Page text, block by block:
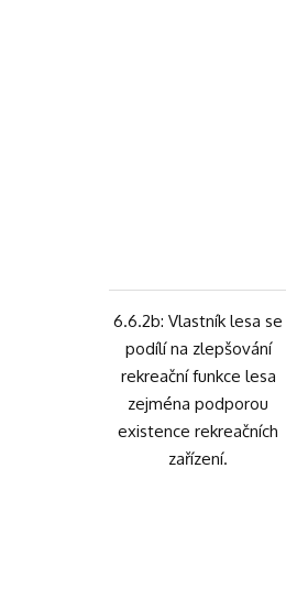
6.6.2b: Vlastník lesa se
podílí na zlepšování
rekreační funkce lesa
zejména podporou
existence rekreačních
zařízení.